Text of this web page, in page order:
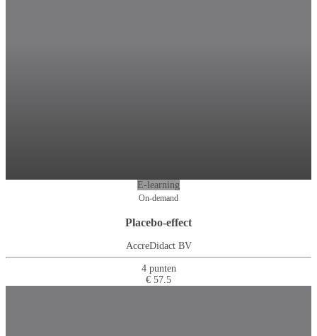
E-learning
On-demand
Placebo-effect
AccreDidact BV
4 punten
€ 57.5